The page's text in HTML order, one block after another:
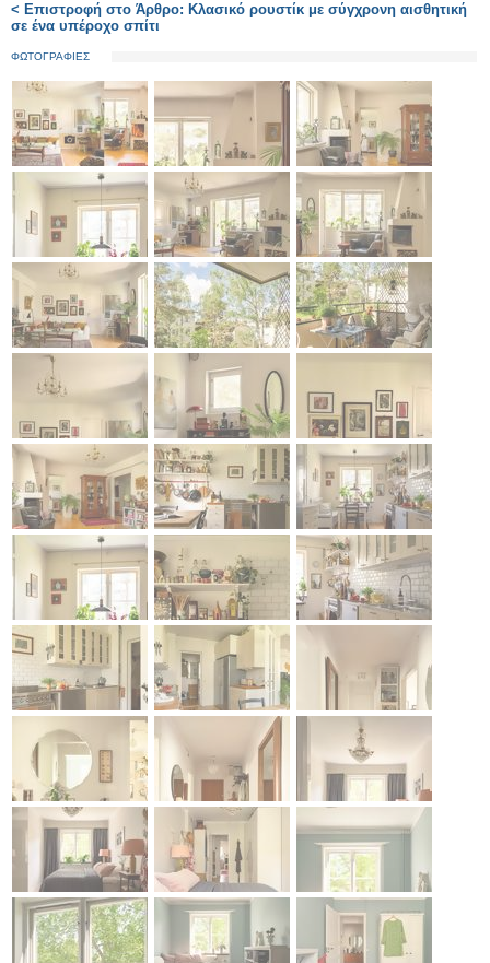
< Επιστροφή στο Άρθρο: Κλασικό ρουστίκ με σύγχρονη αισθητική
σε ένα υπέροχο σπίτι
ΦΩΤΟΓΡΑΦΙΕΣ